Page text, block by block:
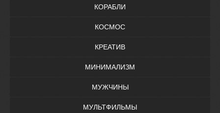
КОРАБЛИ
КОСМОС
КРЕАТИВ
МИНИМАЛИЗМ
МУЖЧИНЫ
МУЛЬТФИЛЬМЫ